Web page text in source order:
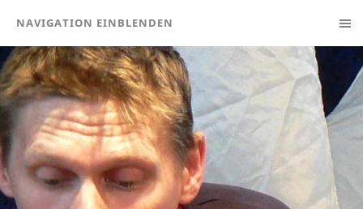
NAVIGATION EINBLENDEN